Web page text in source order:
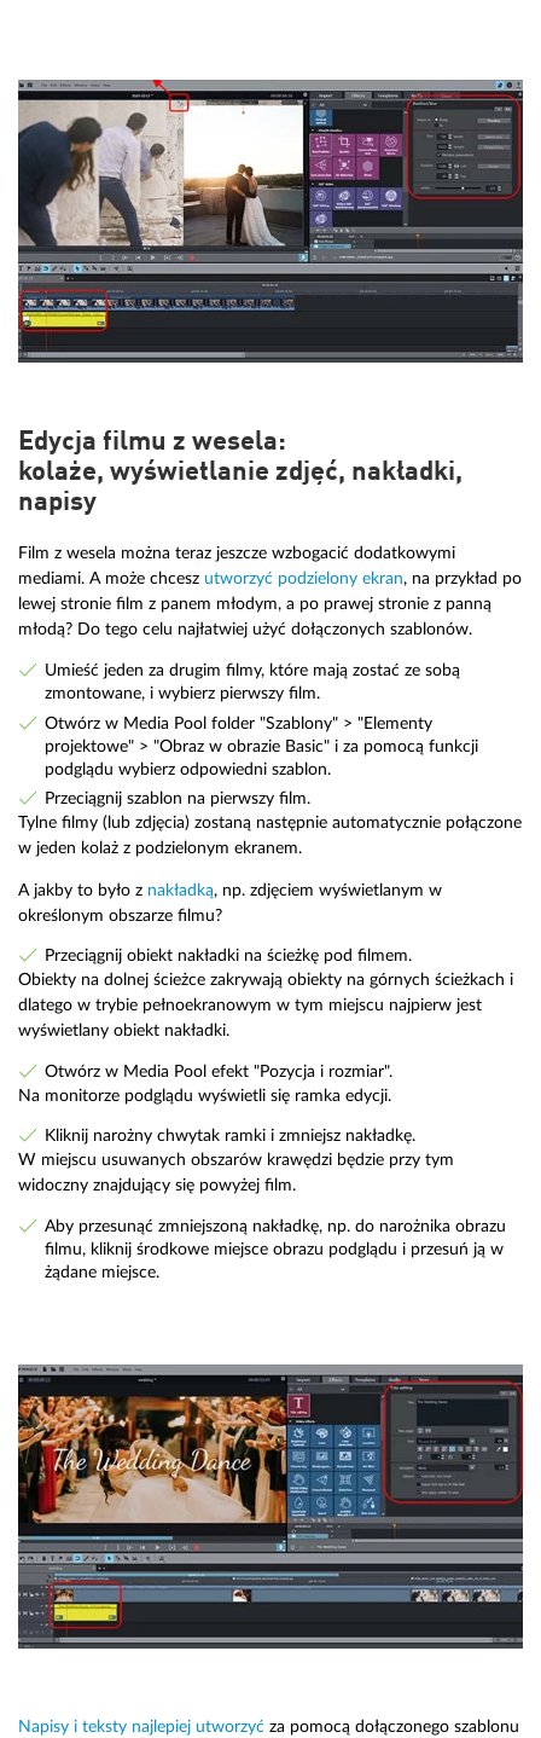
Edycja filmu z wesela:
kolaże, wyświetlanie zdjęć, nakładki,
napisy
Film z wesela można teraz jeszcze wzbogacić dodatkowymi
mediami. A może chcesz utworzyć podzielony ekran, na przykład po
lewej stronie film z panem młodym, a po prawej stronie z panną
młodą? Do tego celu najłatwiej użyć dołączonych szablonów.
Umieść jeden za drugim filmy, które mają zostać ze sobą
zmontowane, i wybierz pierwszy film.
Otwórz w Media Pool folder "Szablony" > "Elementy
projektowe" > "Obraz w obrazie Basic" i za pomocą funkcji
podglądu wybierz odpowiedni szablon.
Przeciągnij szablon na pierwszy film.
Tylne filmy (lub zdjęcia) zostaną następnie automatycznie połączone
w jeden kolaż z podzielonym ekranem.
A jakby to było z nakładką, np. zdjęciem wyświetlanym w
określonym obszarze filmu?
Przeciągnij obiekt nakładki na ścieżkę pod filmem.
Obiekty na dolnej ścieżce zakrywają obiekty na górnych ścieżkach i
dlatego w trybie pełnoekranowym w tym miejscu najpierw jest
wyświetlany obiekt nakładki.
Otwórz w Media Pool efekt "Pozycja i rozmiar".
Na monitorze podglądu wyświetli się ramka edycji.
Kliknij narożny chwytak ramki i zmniejsz nakładkę.
W miejscu usuwanych obszarów krawędzi będzie przy tym
widoczny znajdujący się powyżej film.
Aby przesunąć zmniejszoną nakładkę, np. do narożnika obrazu
filmu, kliknij środkowe miejsce obrazu podglądu i przesuń ją w
żądane miejsce.
Napisy i teksty najlepiej utworzyć za pomocą dołączonego szablonu